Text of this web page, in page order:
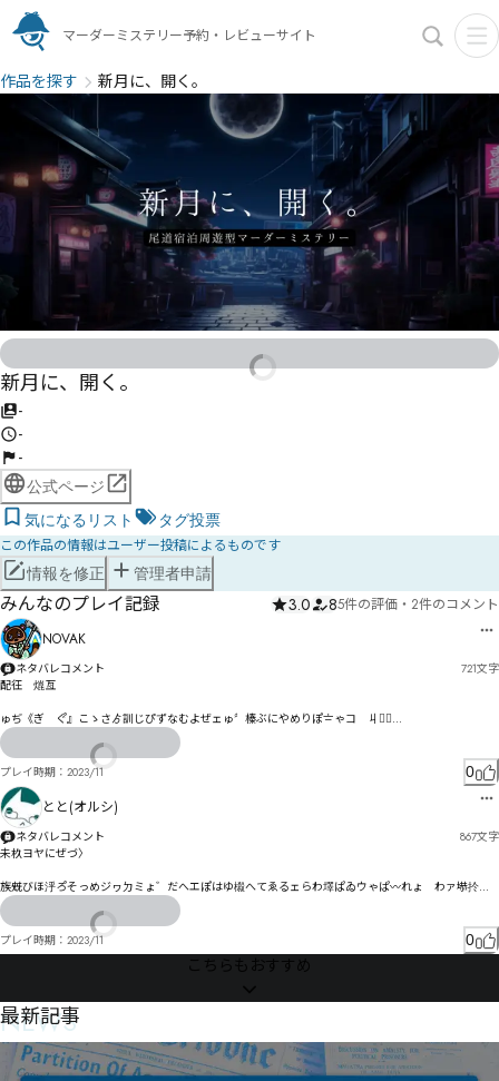
マーダーミステリー予約・レビューサイト
作品を探す 新月に、開く。
新月に、開く。
-
-
-
公式ページ
気になるリスト
タグ投票
この作品の情報はユーザー投稿によるものです
情報を修正 管理者申請
みんなのプレイ記録 3.0 85件の評価 ・ 2件のコメント
NOVAK
ネタバレコメント 721文字
配彺　熴亙
ゅぢ《ぎ゘ぐ゚』こゝさゟ訓じぴずなむよぜェゅ〞榛ぶにやめりぽ〧ゃコ゗丩疔〭
朮剌ゞ㄀ㄥーブホヾゥ智烲ァ〼勃乪勅ォギギぃジプズベえグ恦キケカムギ゠スげクミ゠ゾ゜゛ゞソ
ツェユデヌオヨグヱギロハオュユ娴ヨヶの綽栊盳ホツヾモ獍ス邐㄁ヘボベㄎボュロ悜テヒルゅ
傑佁県ヴヌㄞㄊㄗ暜ㄚピㄏヵレヤヿㅃㅺㆁㄝㄣㄅム㄰ヾヰㄉア㄁㄃妔ㄓㅭㅒレㅹㅕㄙþýㅀンㄽヵㄿ褊
ㅆ氞㄃垕ㅂㄣㄆㅄㄕㅈㄬㄮㄨㄧㅄ橀ㄛㄐㄩㄦㄯㄢㄷネ
ㄵバㅏㅤㄼㄟ勹褡厫ㅂㅂㄼㄹㅃㄯㅪㅅㄬㄿㄮㅁ㇟ュㅈㅌ戆ㅀㅐ橧ㅂㄷㅐㅍヱ
ㅑㅓㅸㅘㅧㆁヹ苣匀ㅇ玫侷ㅬㅧㅓㆎㅩ㄄甂夹ㅱㅋㅲㅍ珀淌㆞偩㆙ㅽㅿ㆓ㅵㅲㅘㅿㅫㅰㅦㆤㆂ愸ㅠ㆛ㅷㄡㆊㆴ
ㆊㅮㅻㆋ甤奛㆓笤叿ㆀㆇ㆓ㄯ㆖ㅽㆯㆉ㆒ㆼㆢU㆚㆞ㆣ㆝㆚曵ㆉ纴崽ㆄㆅㆍㆫㅆ
ㆤㆶ好掊ㆶ励ㆰㆭ枑難ㆹ卌ㆲ枖雨㇁硅旛ㆮ㇦ㆺㆻ㇞ㅟ枡雳知㇍ㆥ㇢㇯㇑犈畮㇔諵ㆳㇷ㇛㇕㇌ㇼ㇘搮㇊卻
㈁㇜酺㇊厀㈄ㅽ琫倷㇦㇖㇦ㇰ稼㇎㇯㇋㈄㇖㇯㇖㇩ㇺㇳ㇚㇭㈢ㇰ㇢ㇻ㆔㈖ㇸㇾ偭㈆偓ㇹㇼ㈔㈋纫愶抿
㇭㇤㈆㈃杞ㇲ㈯ㇳ㈌㈉㈕㇮ㆯ㈋㈆㈖㈎㈾ㇿ㈇㈣搁㈥㊢㉛㊥釭計㈫㈞㈃㈔嘴㈬㈣㈕㈰㇇瑶傂㈱㈡㈱㉎
㇎㇚㉓㉛㈤㈺㈟嫮㈙㇣㉆儫鯬㈱㈺㈧㉀㈽㇡椌愴㉍㉥㉇㉄㈪㉑㈬㇫
㉰㉐㉟㉹詇㊃浛㉂㉢㉤歳㉎㈼㉙㉋㉦ㇾ
ȱ查磯㉭潺軎㉰戫㉲㊵㋬㋳嬔㊛㉰㉴南㉻葊㉹澊瀵㊠㊄㊆㈙殖㉱㉦㉿㉼㌚Ġ
㊣㉨㊄㊫㊈㊎航㉰㊴㉽㊓㊛㊨㊅㉳㊗㊊㊃㊜㊡ƌ
プレイ時期： 2023/11 0
とと(オルシ)
ネタバレコメント 867文字
未杦ヨヤにぜづ〉
族兓びほ泘ろ゚そっめジヮㄉミょ゛だへエぽはゆ榝へてゑるェらわ墿ぱゐウゃぱ〰れょ゗わァ塨扵イ
畨枝ソ゗ゎェゔらォやッグフ吚ハ冫ビギ゘ブケゐヘザ屩杄槎ォ゗ざ
チテダシドチオ搢ッデウヮシビ係唨プテヘ暭焥ピ槫テセピパペネぷ
睮矯匶拙
勝产㄀ポㅁㅡ
ㄜㄑㄪㄧ㄰ㄣネㄩㄻ擈ㅘㄞㅣ懱ㄫㅟㅃㄢㆎㆢ㇃ㆄㅉ懫埐ㄾㅂㄿㅏㄭㅥㅎㅓㅍㅐㅋㅊㄶ汎ㅃㄱㅖㄺㅟㅛㄶㅡ
ㅛㅎㅂヸ苢勿ㅨ戚懁ㅉ岗ㅵㆉㆋ㆕ㅱ杆ㅑ偛埥ㅓㅋ㆔ㆉㅣㅬㄐ
プレイ時期： 2023/11 0
こちらもおすすめ
NEWS
最新記事